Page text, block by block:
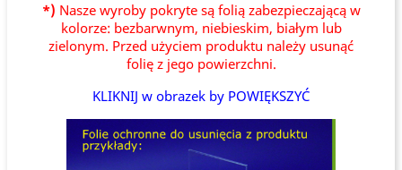
*) Nasze wyroby pokryte są folią zabezpieczającą w
kolorze: bezbarwnym, niebieskim, białym lub
zielonym. Przed użyciem produktu należy usunąć
folię z jego powierzchni.
KLIKNIJ w obrazek by POWIĘKSZYĆ